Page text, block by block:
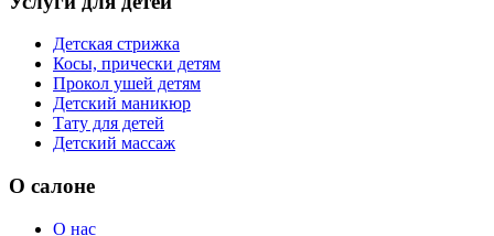
Детская стрижка
Косы, прически детям
Прокол ушей детям
Детский маникюр
Тату для детей
Детский массаж
О салоне
О нас